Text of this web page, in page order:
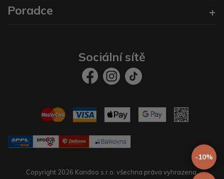
-10%
Poradce
Sociální sítě
Copyright 2026 Kandoo s.r.o. všechna práva vyhrazena.